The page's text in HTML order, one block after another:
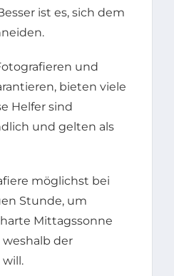
ist es, sich dem
und
bieten viele
Helfer sind
und gelten als
möglichst bei
Stunde, um
Mittagssonne
der